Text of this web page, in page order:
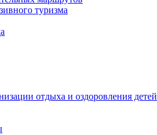
туризма
отдыха и оздоровления детей